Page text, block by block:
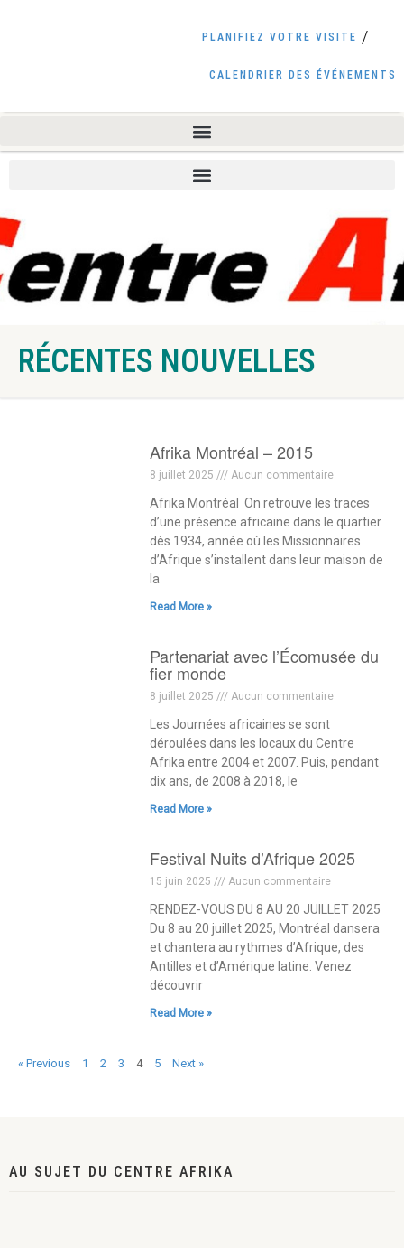
PLANIFIEZ VOTRE VISITE
CALENDRIER DES ÉVÉNEMENTS
RÉCENTES NOUVELLES
Afrika Montréal – 2015
8 juillet 2025 Aucun commentaire
Afrika Montréal On retrouve les traces
d’une présence africaine dans le quartier
dès 1934, année où les Missionnaires
d’Afrique s’installent dans leur maison de
la
Read More »
Partenariat avec l’Écomusée du
fier monde
8 juillet 2025 Aucun commentaire
Les Journées africaines se sont
déroulées dans les locaux du Centre
Afrika entre 2004 et 2007. Puis, pendant
dix ans, de 2008 à 2018, le
Read More »
Festival Nuits d’Afrique 2025
15 juin 2025 Aucun commentaire
RENDEZ-VOUS DU 8 AU 20 JUILLET 2025
Du 8 au 20 juillet 2025, Montréal dansera
et chantera au rythmes d’Afrique, des
Antilles et d’Amérique latine. Venez
découvrir
Read More »
« Previous 1 2 3 4 5 Next »
AU SUJET DU CENTRE AFRIKA